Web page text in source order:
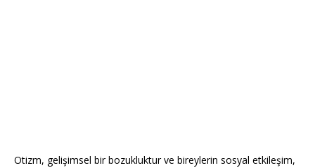
Otizm, gelişimsel bir bozukluktur ve bireylerin sosyal etkileşim,